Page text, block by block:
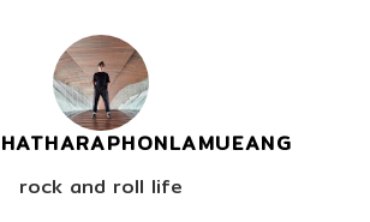
rock and roll life